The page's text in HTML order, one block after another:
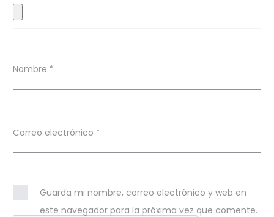
s
Nombre *
Correo electrónico *
Guarda mi nombre, correo electrónico y web en
este navegador para la próxima vez que comente.